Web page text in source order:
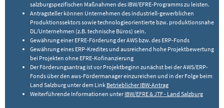
salzburgspezifischen Maßnahmen des IBW/EFRE-Programms zu leisten.
Antragsteller können Unternehmen des industriell-gewerblichen
Produktionssektors sowie technologieorientierte bzw. produktionsnahe
DL/Unternehmen (z.B. technische Büros) sein.
Gewährung einer EFRE-Förderung der AWS bzw. des ERP-Fonds
Gewährung eines ERP-Kredites und ausreichend hohe Projektbewertung
bei Projekten ohne EFRE-Kofinanzierung
Der Förderungsantrag ist vor Projektbeginn zunächst bei der AWS/ERP-
Fonds über den aws-Fördermanager einzureichen und in der Folge beim
Land Salzburg unter dem Link Betrieblicher IBW-Antrag
Weiterführende Informationen unter IBW/EFRE & JTF - Land Salzburg